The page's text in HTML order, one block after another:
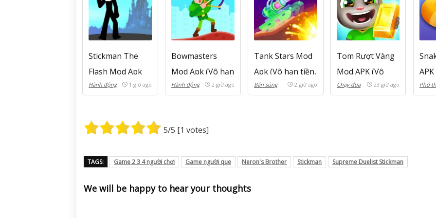
Stickman The
Flash Mod Apk
(Bất Tử, Mở
Hành động 1 giờ ago
Bowmasters
Mod Apk (Vô hạn
tiền, Mở khóa
Hành động 2 giờ ago
Tank Stars Mod
Apk (Vô hạn tiền,
đá quý) v2.20.001
Bắn súng 2 giờ ago
Tom Rượt Vàng
Mod APK (Vô
hạn vàng, thuốc
Chạy đua 23 giờ ago
kim
Phổ
5/5 [1 votes]
TAGS: Game 2 3 4 người chơi Game người que Neron's Brother Stickman Supreme Duelist Stickman
We will be happy to hear your thoughts